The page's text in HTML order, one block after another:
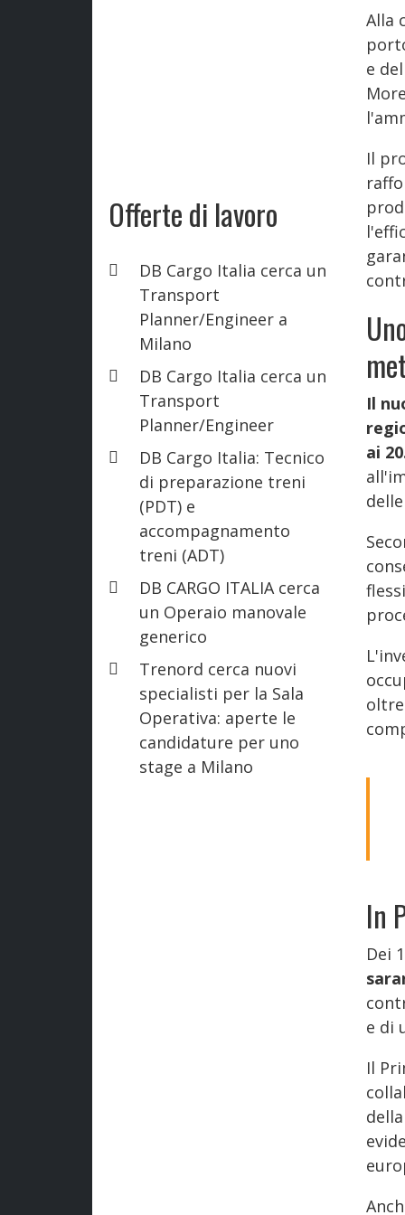
Offerte di lavoro
DB Cargo Italia cerca un
Transport
Planner/Engineer a
Milano
DB Cargo Italia cerca un
Transport
Planner/Engineer
DB Cargo Italia: Tecnico
di preparazione treni
(PDT) e
accompagnamento
treni (ADT)
DB CARGO ITALIA cerca
un Operaio manovale
generico
Trenord cerca nuovi
specialisti per la Sala
Operativa: aperte le
candidature per uno
stage a Milano
Alla
e
Il
Il
ai
In
Dei
e di
Il